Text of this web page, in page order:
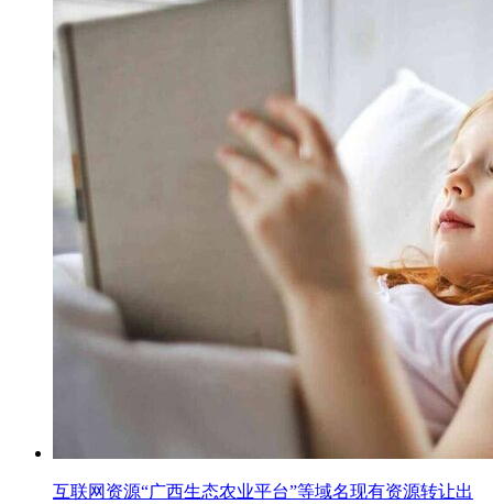
互联网资源“广西生态农业平台”等域名现有资源转让出